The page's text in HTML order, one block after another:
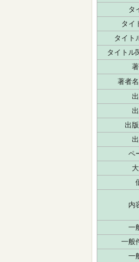
タ
タイ
タイト
タイトル
著者
出
ペ
内
一
一般
一